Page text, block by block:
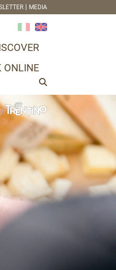
MEDIA
ONLINE